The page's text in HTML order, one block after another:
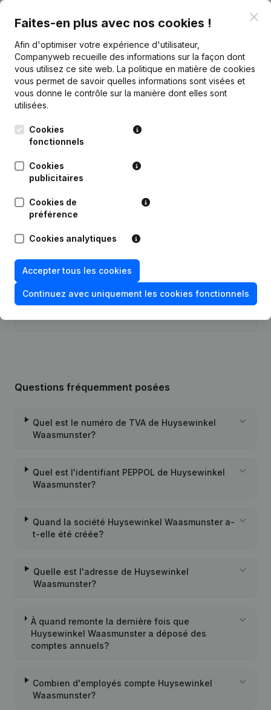
Publications de Huysewinkel Waasmunster
11-09-2023
Appellation - But - Capital - Actions -
Modifications, …) - Rubrique
Restructuration (Fusion, Scission,
18-04-2023
Scission, Transfert Patrimoine, etc...)
(NL)
06-07-2021
Rubrique Constitution (Nouvelle
Personne Morale, Ouverture
Questions fréquemment posées
Quel est le numéro de TVA de Huysewinkel
Waasmunster?
Quel est l'identifiant PEPPOL de Huysewinkel
Waasmunster?
Quand la société Huysewinkel Waasmunster a-
t-elle été créée?
Quelle est l'adresse de Huysewinkel
Waasmunster?
À quand remonte la dernière fois que
Huysewinkel Waasmunster a déposé des
comptes annuels?
Combien d'employés compte Huysewinkel
Waasmunster?
Faites-en plus avec nos cookies !
Afin d'optimiser votre expérience d'utilisateur,
Companyweb recueille des informations sur la façon dont
vous utilisez ce site web. La politique en matière de cookies
vous permet de savoir quelles informations sont visées et
vous donne le contrôle sur la manière dont elles sont
utilisées.
Cookies
fonctionnels
Cookies
publicitaires
Cookies de
préférence
Cookies analytiques
Accepter tous les cookies
Continuez avec uniquement les cookies fonctionnels